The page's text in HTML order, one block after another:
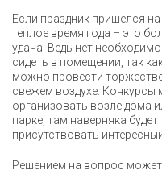
Если праздник пришелся на
теплое время года – это
удача. Ведь нет
сидеть в помещении, так
можно провести
свежем воздухе. Конкурсы
организовать возле дома
парке, там наверняка будет
присутствовать
Решением на вопрос может